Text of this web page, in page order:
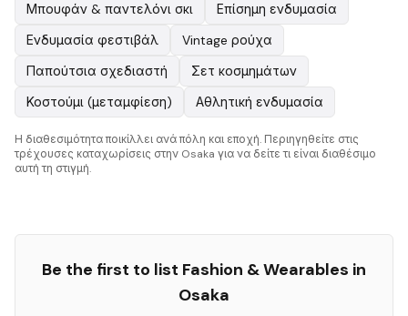
Μπουφάν & παντελόνι σκι
Επίσημη ενδυμασία
Ενδυμασία φεστιβάλ
Vintage ρούχα
Παπούτσια σχεδιαστή
Σετ κοσμημάτων
Κοστούμι (μεταμφίεση)
Αθλητική ενδυμασία
Η διαθεσιμότητα ποικίλλει ανά πόλη και εποχή. Περιηγηθείτε στις
τρέχουσες καταχωρίσεις στην Osaka για να δείτε τι είναι διαθέσιμο
αυτή τη στιγμή.
Be the first to list Fashion & Wearables in
Osaka